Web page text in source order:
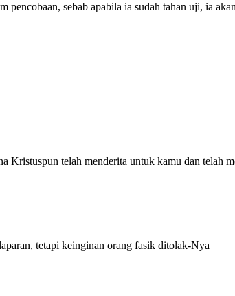
pencobaan, sebab apabila ia sudah tahan uji, ia
Kristuspun telah menderita untuk kamu dan telah
tetapi keinginan orang fasik ditolak-Nya